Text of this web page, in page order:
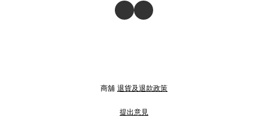
商舖 退貨及退款政策
提出意見